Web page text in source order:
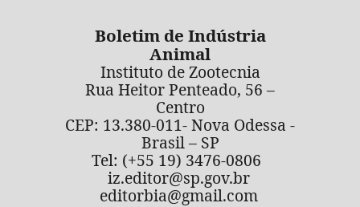
Boletim de Indústria
Animal
Instituto de Zootecnia
Rua Heitor Penteado, 56 –
Centro
CEP: 13.380-011- Nova Odessa -
Brasil – SP
Tel: (+55 19) 3476-0806
iz.editor@sp.gov.br
editorbia@gmail.com